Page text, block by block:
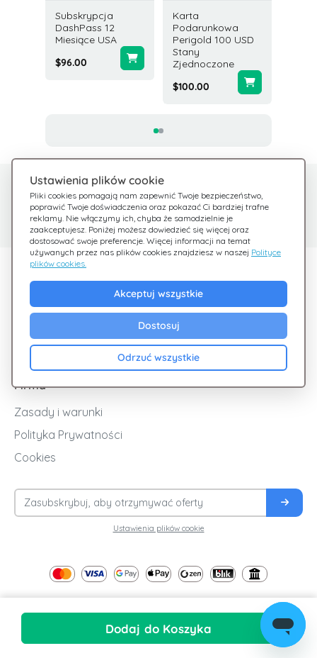
Dodaj do Koszyka
Subskrypcja
DashPass 12
Miesiące USA
$96.00
Karta
Podarunkowa
Perigold 100 USD
Stany
Zjednoczone
$100.00
Ustawienia plików cookie
Pliki cookies pomagają nam zapewnić Twoje bezpieczeństwo,
poprawić Twoje doświadczenia oraz pokazać Ci bardziej trafne
reklamy. Nie włączymy ich, chyba że samodzielnie je
zaakceptujesz. Poniżej możesz dowiedzieć się więcej oraz
dostosować swoje preferencje. Więcej informacji na temat
używanych przez nas plików cookies znajdziesz w naszej Polityce
plików cookies.
Akceptuj wszystkie
Dostosuj
Odrzuć wszystkie
Potrzebujesz pomocy?
Jesteśmy tu dla Ciebie
Centrum pomocy
Sprawdź nasze FAQ
Odkryj Giftsy
Cashback
Blog
Firma
Zasady i warunki
Polityka Prywatności
Cookies
Ustawienia plików cookie
© 2026 | All Rights Reserved